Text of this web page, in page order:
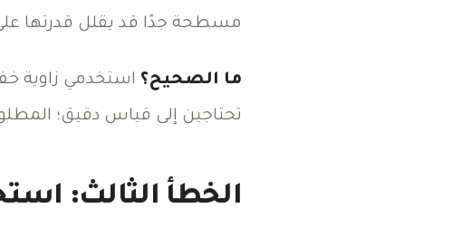
مسطحة جدًا قد يقلل قدرتها على
ما الصحيح؟
تحتاجين إلى قياس دقيق؛
الخطأ الثالث: